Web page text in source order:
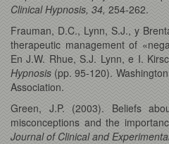
Clinical Hypnosis, 34, 254-262.
Frauman, D.C., Lynn, S.J., y
therapeutic management of
En J.W. Rhue, S.J. Lynn, e I.
Hypnosis (pp. 95-120).
Association.
Green, J.P. (2003). Beliefs
misconceptions and the
Journal of Clinical and